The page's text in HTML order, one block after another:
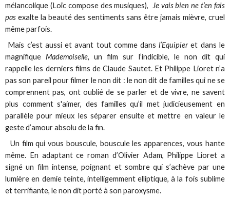
mélancolique (Loïc compose des musiques), Je vais bien ne t’en fais
pas exalte la beauté des sentiments sans être jamais mièvre, cruel
même parfois.
Mais c’est aussi et avant tout comme dansl’Equipieret dans le
magnifiqueMademoiselle, un film sur l’indicible, le non dit qui
rappelle les derniers films de Claude Sautet. Et Philippe Lioret n’a
pas son pareil pour filmer le non dit : le non dit de familles qui ne se
comprennent pas, ont oublié de se parler et de vivre, ne savent
plus comment s'aimer, des familles qu’il met judicieusement en
parallèle pour mieux les séparer ensuite et mettre en valeur le
geste d’amour absolu de la fin.
Un film qui vous bouscule, bouscule les apparences, vous hante
même. En adaptant ce roman d’Olivier Adam, Philippe Lioret a
signé un film intense, poignant et sombre qui s’achève par une
lumière en demie teinte, intelligemment elliptique, à la fois sublime
et terrifiante, le non dit porté à son paroxysme.